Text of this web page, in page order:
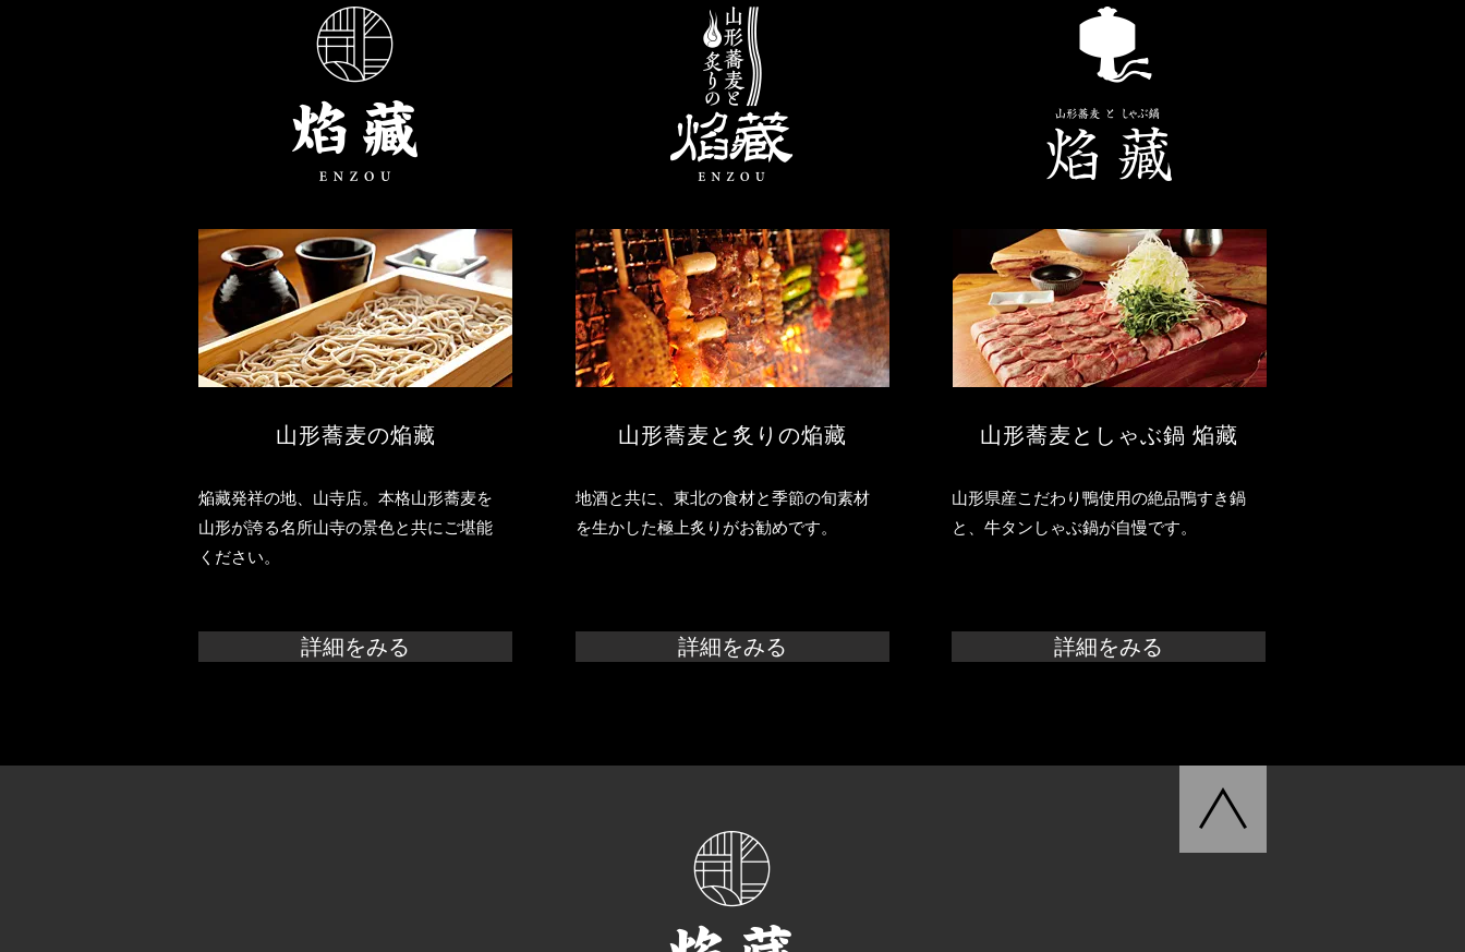
山形蕎麦の焔藏
焔藏発祥の地、山寺店。本格山形蕎麦を
山形が誇る名所山寺の景色と共にご堪能
ください。
詳細をみる
山形蕎麦と炙りの焔藏
地酒と共に、東北の食材と季節の旬素材
を生かした極上炙りがお勧めです。
詳細をみる
山形蕎麦としゃぶ鍋 焔藏
山形県産こだわり鴨使用の絶品鴨すき鍋
と、牛タンしゃぶ鍋が自慢です。
詳細をみる